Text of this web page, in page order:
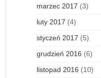
marzec 2017 (3)
luty 2017 (4)
styczeń 2017 (5)
grudzień 2016 (6)
listopad 2016 (10)